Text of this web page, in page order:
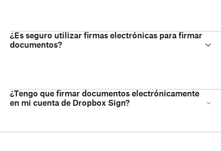
¿Es seguro utilizar firmas electrónicas para firmar
documentos?
¿Tengo que firmar documentos electrónicamente
en mi cuenta de Dropbox Sign?